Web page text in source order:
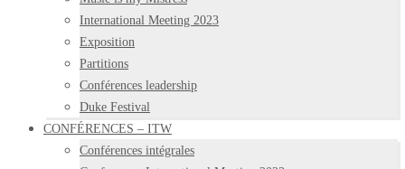
International Meeting 2023
Exposition
Partitions
Conférences leadership
Duke Festival
CONFÉRENCES – ITW
Conférences intégrales